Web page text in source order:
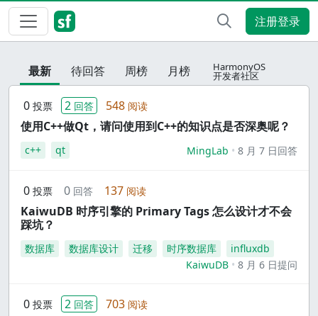
注册登录
最新 待回答 周榜 月榜 HarmonyOS
开发者社区
0 投票 2 回答 548 阅读
使用C++做Qt，请问使用到C++的知识点是否深奥呢？
c++ qt MingLab 8 月 7 日回答
0 投票 0 回答 137 阅读
KaiwuDB 时序引擎的 Primary Tags 怎么设计才不会
踩坑？
数据库 数据库设计 迁移 时序数据库
influxdb
KaiwuDB
8 月 6 日提问
0 投票 2 回答 703 阅读